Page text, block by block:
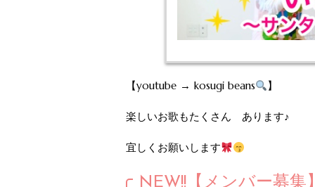
【youtube → kosugi beans 】
楽しいお歌もたくさん あります♪
宜しくお願いします
NEW!!【メンバー募集